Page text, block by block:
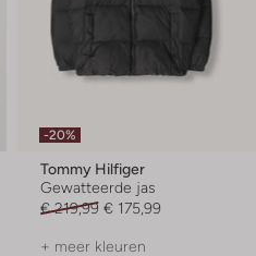
-20%
Tommy Hilfiger
Gewatteerde jas
€ 219,99 € 175,99
+ meer kleuren